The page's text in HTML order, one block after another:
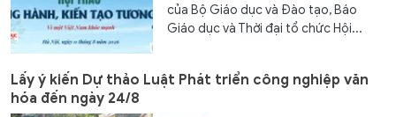
của Bộ Giáo dục và Đào tạo, Báo
Giáo dục và Thời đại tổ chức Hội...
Lấy ý kiến Dự thảo Luật Phát triển công nghiệp văn
hóa đến ngày 24/8